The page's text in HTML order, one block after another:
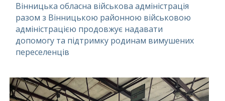
Вінницька обласна військова адміністрація
разом з Вінницькою районною військовою
адміністрацією продовжує надавати
допомогу та підтримку родинам вимушених
переселенців